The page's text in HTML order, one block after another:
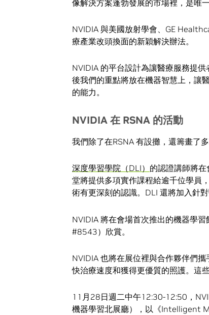
像解決方案蓬勃發展的市場裡，是唯
NVIDIA 與美國放射學會、GE
療產業改頭換面的新穎解決辦法。
NVIDIA 的平台設計為讓醫療服務提
後我們的重點將放在機器智慧上，讓
的能力。
NVIDIA 在 RSNA 的活動
我們除了在RSNA 有設攤，還籌畫了多
深度學習學院（DLI） 的認證講師將
堂將提供多項實作課程給逾千位學員
術有更深刻的認識。DLI 還將加入針
NVIDIA 將在會場首次推出的機器學
#8543）欣賞。
NVIDIA 也將在展位裡與合作夥伴們
快治療速度和獲得更優質的照護。這
11月28日週二中午12:30-12:50，
機器學習北展廳），以《Intelligent